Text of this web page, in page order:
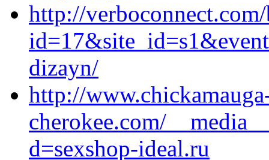
http://
dizayn/
http://
cherokee.com/
d=sexshop-ideal.ru